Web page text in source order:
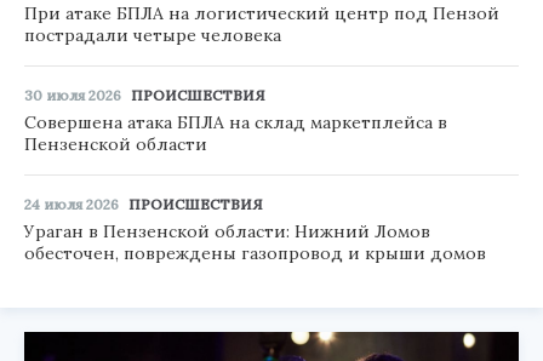
При атаке БПЛА на логистический центр под Пензой
пострадали четыре человека
30 июля 2026 ПРОИСШЕСТВИЯ
Совершена атака БПЛА на склад маркетплейса в
Пензенской области
24 июля 2026 ПРОИСШЕСТВИЯ
Ураган в Пензенской области: Нижний Ломов
обесточен, повреждены газопровод и крыши домов